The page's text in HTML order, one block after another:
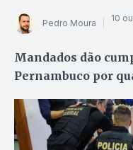
Pedro Moura 10
Mandados dão
Pernambuco por